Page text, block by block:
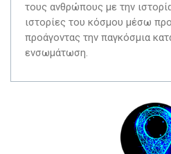
τους ανθρώπους με την
ιστορίες του κόσμου μέσω
προάγοντας την παγκόσμια
ενσωμάτωση.